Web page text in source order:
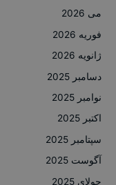
می 2026
فوریه 2026
ژانویه 2026
دسامبر 2025
نوامبر 2025
اکتبر 2025
سپتامبر 2025
آگوست 2025
جولای 2025